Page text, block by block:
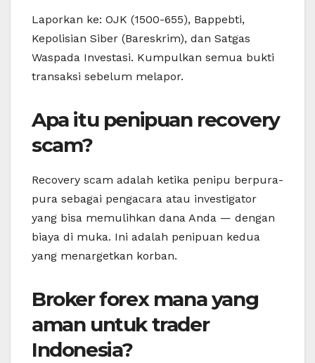
Laporkan ke: OJK (1500-655), Bappebti,
Kepolisian Siber (Bareskrim), dan Satgas
Waspada Investasi. Kumpulkan semua bukti
transaksi sebelum melapor.
Apa itu penipuan recovery
scam?
Recovery scam adalah ketika penipu berpura-
pura sebagai pengacara atau investigator
yang bisa memulihkan dana Anda — dengan
biaya di muka. Ini adalah penipuan kedua
yang menargetkan korban.
Broker forex mana yang
aman untuk trader
Indonesia?